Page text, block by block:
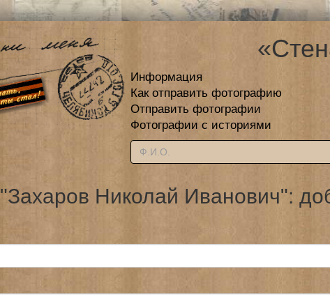
Информация
Как отправить фотографию
Отправить фотографии
Фотографии с историями
"Захаров Николай Иванович":